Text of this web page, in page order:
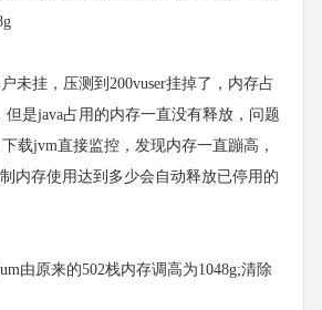
挂，压测到200vuser挂掉了，内存占
但是java占用的内存一直没有释放，问题
载jvm直接监控，发现内存一直蹦高，
内存使用达到多少会自动释放已停用的
由原来的502栈内存调高为1048g;清除